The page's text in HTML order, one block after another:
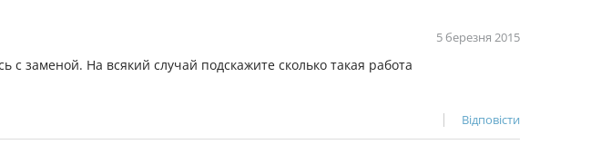
5 березня 2015
заменой. На всякий случай подскажите сколько такая работа
Відповісти